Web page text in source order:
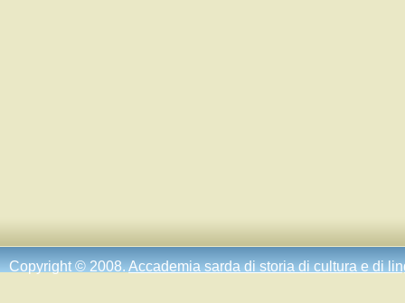
Copyright © 2008.Accademia sarda di storia di cultura e di